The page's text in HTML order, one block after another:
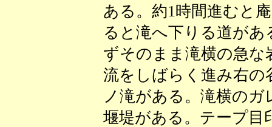
ある。約1時間進むと
ると滝へ下りる道が
ずそのまま滝横の急な
流をしばらく進み右の
ノ滝がある。滝横の
堰堤がある。テープ目